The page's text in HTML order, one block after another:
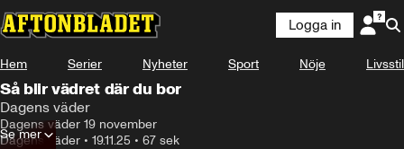
Logga in
Hem Serier Nyheter Sport Nöje Livsstil
Så blir vädret där du bor
Dagens väder
Dagens väder 19 november
Dagens väder • 19.11.25 • 67 sek
Se mer